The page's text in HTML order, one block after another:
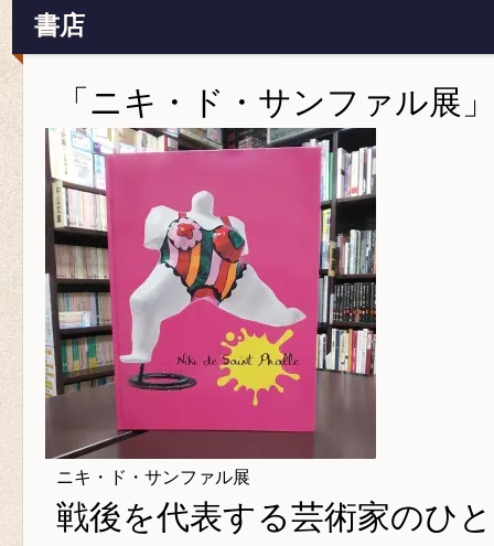
書店
「ニキ・ド・サンファル展」
ニキ・ド・サンファル展
戦後を代表する芸術家のひ